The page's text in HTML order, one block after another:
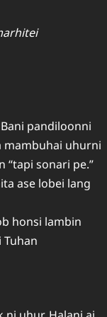
pandiloonni
mambuhai uhurni
sonari pe.”
ase lobei lang
honsi lambin